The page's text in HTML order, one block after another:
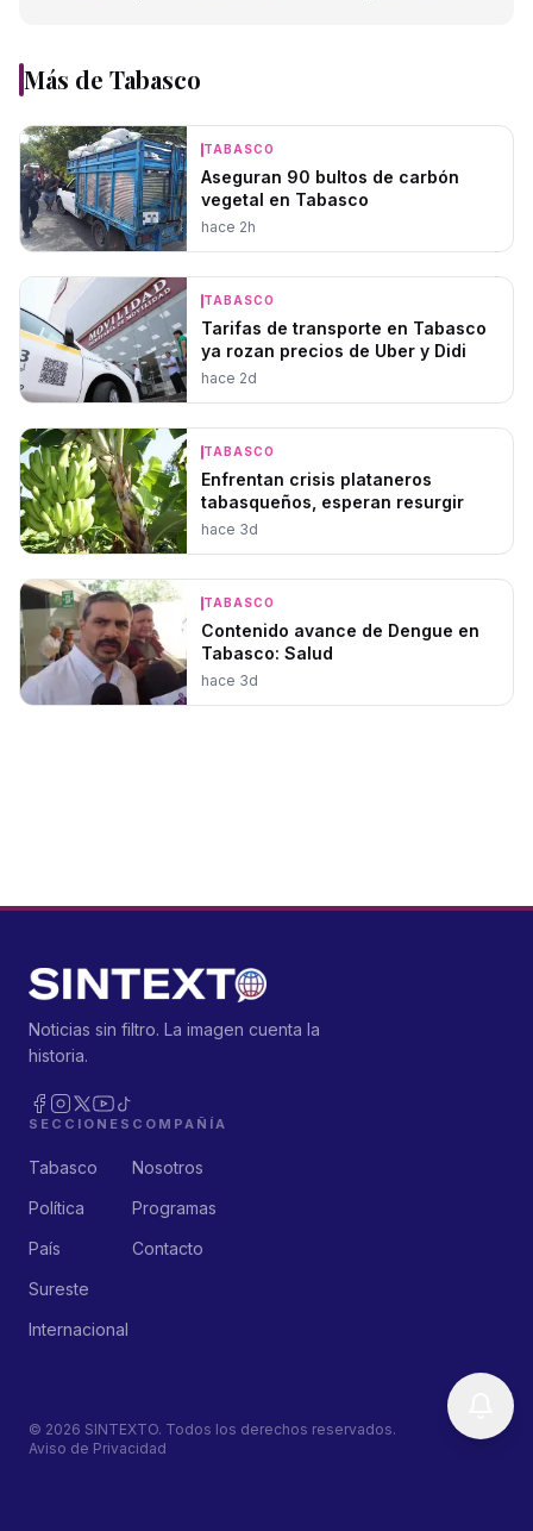
Más de Tabasco
TABASCO
Aseguran 90 bultos de carbón
vegetal en Tabasco
hace 2h
TABASCO
Tarifas de transporte en Tabasco
ya rozan precios de Uber y Didi
hace 2d
TABASCO
Enfrentan crisis plataneros
tabasqueños, esperan resurgir
hace 3d
TABASCO
Contenido avance de Dengue en
Tabasco: Salud
hace 3d
Noticias sin filtro. La imagen cuenta la
historia.
SECCIONES
Tabasco
Política
País
Sureste
Internacional
COMPAÑÍA
Nosotros
Programas
Contacto
© 2026 SINTEXTO. Todos los derechos reservados.
Aviso de Privacidad